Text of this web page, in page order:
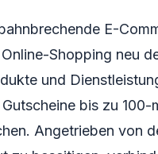
E-
Shopping neu
und
bis zu 100-
Angetrieben von